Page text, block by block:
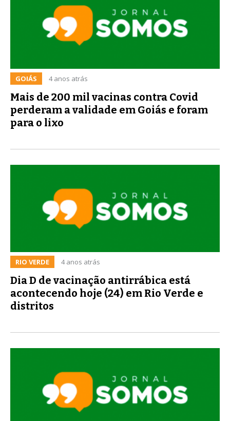
GOIÁS 4 anos atrás
Mais de 200 mil vacinas contra Covid
perderam a validade em Goiás e foram
para o lixo
RIO VERDE 4 anos atrás
Dia D de vacinação antirrábica está
acontecendo hoje (24) em Rio Verde e
distritos